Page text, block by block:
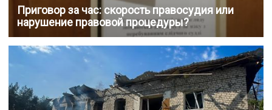
Приговор за час: скорость правосудия или
нарушение правовой процедуры?